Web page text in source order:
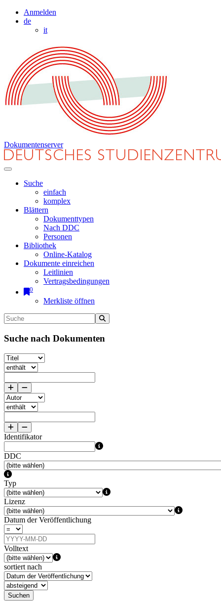
Anmelden
de
it
Dokumentenserver
Suche
einfach
komplex
Blättern
Dokumenttypen
Nach DDC
Personen
Bibliothek
Online-Katalog
Dokumente einreichen
Leitlinien
Vertragsbedingungen
0
Merkliste öffnen
Suche nach Dokumenten
Identifikator
DDC
Typ
Lizenz
Datum der Veröffentlichung
Volltext
sortiert nach
Suchen